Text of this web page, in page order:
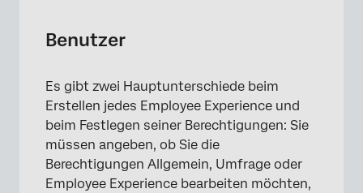
Benutzer
Es gibt zwei Hauptunterschiede beim
Erstellen jedes Employee Experience und
beim Festlegen seiner Berechtigungen: Sie
müssen angeben, ob Sie die
Berechtigungen Allgemein, Umfrage oder
Employee Experience bearbeiten möchten,